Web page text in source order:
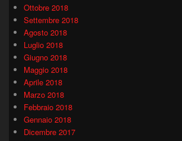
Ottobre 2018
Settembre 2018
Agosto 2018
Luglio 2018
Giugno 2018
Maggio 2018
Aprile 2018
Marzo 2018
Febbraio 2018
Gennaio 2018
Dicembre 2017